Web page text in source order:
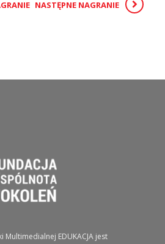
NASTĘPNE NAGRANIE
EDUKACJA jest